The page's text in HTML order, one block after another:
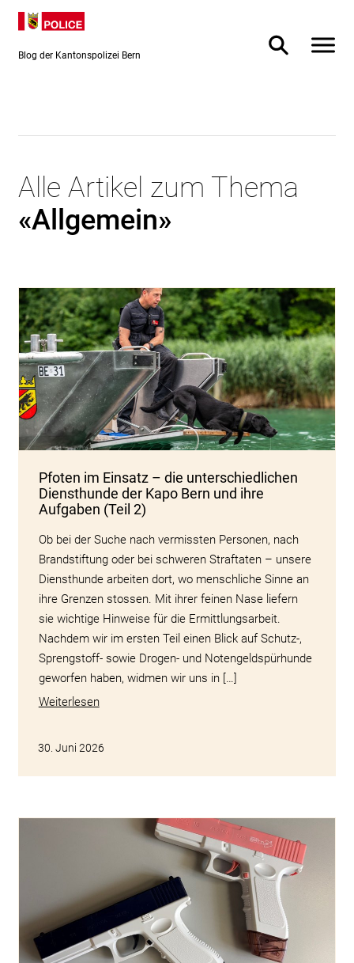
Direkt
zum
Inhalt
Direkt
SucheBlog der Kantonspolizei Bern
Alle Artikel zum Thema
«Allgemein»
Pfoten im Einsatz – die unterschiedlichen
Diensthunde der Kapo Bern und ihre
Aufgaben (Teil 2)
Ob bei der Suche nach vermissten Personen, nach
Brandstiftung oder bei schweren Straftaten – unsere
Diensthunde arbeiten dort, wo menschliche Sinne an
ihre Grenzen stossen. Mit ihrer feinen Nase liefern
sie wichtige Hinweise für die Ermittlungsarbeit.
Nachdem wir im ersten Teil einen Blick auf Schutz-,
Sprengstoff- sowie Drogen- und Notengeldspürhunde
geworfen haben, widmen wir uns in […]
Weiterlesen
30. Juni 2026